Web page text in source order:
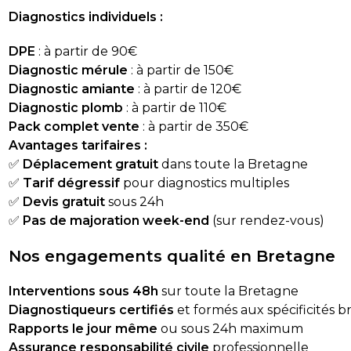
Diagnostics individuels :
DPE : à partir de 90€
Diagnostic mérule : à partir de 150€
Diagnostic amiante : à partir de 120€
Diagnostic plomb : à partir de 110€
Pack complet vente : à partir de 350€
Avantages tarifaires :
✅ Déplacement gratuitdans toute la Bretagne
✅ Tarif dégressifpour diagnostics multiples
✅ Devis gratuitsous 24h
✅ Pas de majoration week-end (sur rendez-vous)
Nos engagements qualité en Bretagne
Interventions sous 48h sur toute la Bretagne
Diagnostiqueurs certifiés et formés aux spécificités
Rapports le jour même ou sous 24h maximum
Assurance responsabilité civile professionnelle